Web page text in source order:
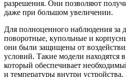
разрешения. Они позволяют
даже при большом увеличении.
Для полноценного наблюдения за
поворотные, купольные и
они были защищены от
условий. Такие модели находятся
который обеспечивает
и температуры внутри